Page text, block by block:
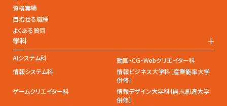
資格実績
目指せる職種
よくある質問
学科 +
AIシステム科
動画・CG・Webクリエイター科
情報システム科
情報ビジネス大学科［産業能率大学
併修］
ゲームクリエイター科
情報デザイン大学科［開志創造大学
併修］